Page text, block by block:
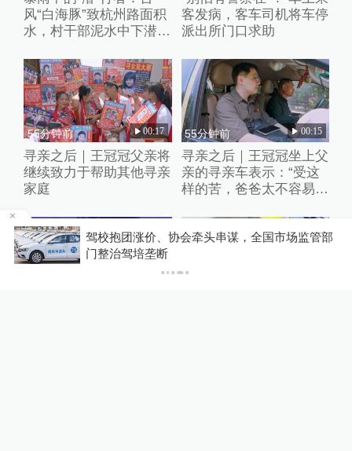
风“白海豚”致杭州路面积
水，村干部泥水中下潜徒
客发病，客车司机将车停
派出所门口求助
55分钟前 00:17
寻亲之后｜王冠冠父亲将
继续致力于帮助其他寻亲
家庭
55分钟前 00:15
寻亲之后｜王冠冠坐上父
亲的寻亲车表示：“受这
样的苦，爸爸太不容易
驾校抱团涨价、协会牵头串谋，全国市场监管部
门整治驾培垄断